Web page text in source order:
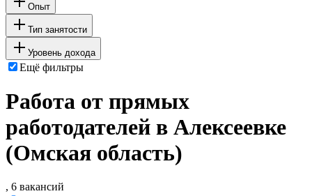
Опыт
Тип занятости
Уровень дохода
Ещё фильтры
Работа от прямых
работодателей в Алексеевке
(Омская область)
, 6 вакансий